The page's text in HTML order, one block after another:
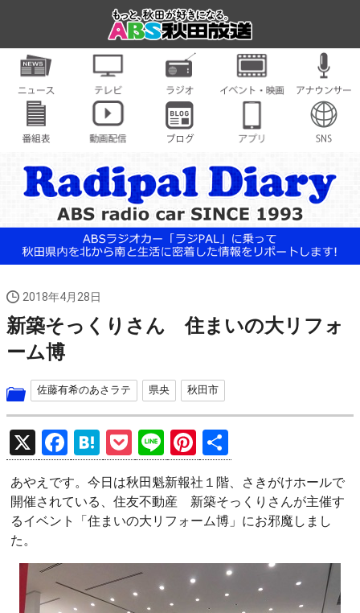
2018年4月28日
新築そっくりさん 住まいの大リフォ
ーム博
佐藤有希のあさラテ 県央 秋田市
X
F
a
ce
b
o
k
H
at
e
n
P
o
ck
et
Li
n
e
Pi
nt
er
es
有
あやえです。今日は秋田魁新報社１階、さきがけホールで
開催されている、住友不動産 新築そっくりさんが主催す
るイベント「住まいの大リフォーム博」にお邪魔しまし
た。